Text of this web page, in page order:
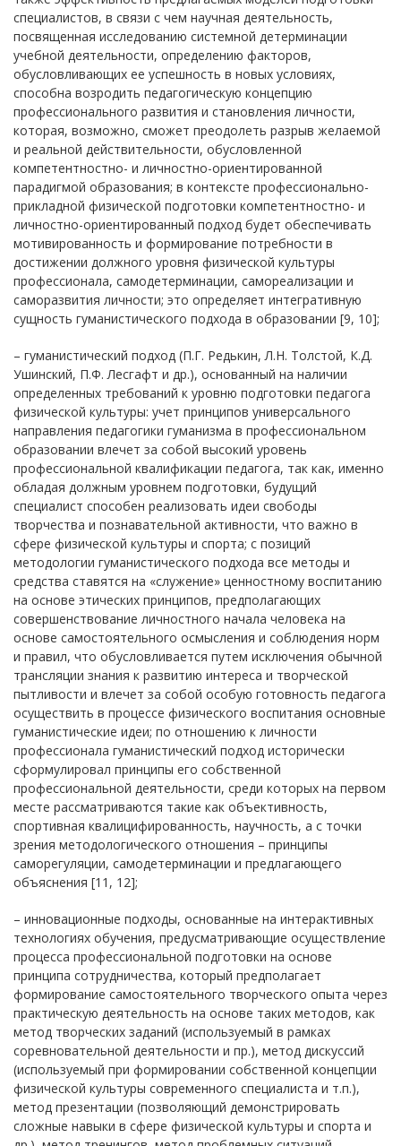
специалистов, в связи с чем научная деятельность,
посвященная исследованию системной детерминации
учебной деятельности, определению факторов,
обусловливающих ее успешность в новых условиях,
способна возродить педагогическую концепцию
профессионального развития и становления личности,
которая, возможно, сможет преодолеть разрыв желаемой
и реальной действительности, обусловленной
компетентностно- и личностно-ориентированной
парадигмой образования; в контексте профессионально-
прикладной физической подготовки компетентностно- и
личностно-ориентированный подход будет обеспечивать
мотивированность и формирование потребности в
достижении должного уровня физической культуры
профессионала, самодетерминации, самореализации и
саморазвития личности; это определяет интегративную
сущность гуманистического подхода в образовании [9, 10];
– гуманистический подход (П.Г. Редькин, Л.Н. Толстой, К.Д.
Ушинский, П.Ф. Лесгафт и др.), основанный на наличии
определенных требований к уровню подготовки педагога
физической культуры: учет принципов универсального
направления педагогики гуманизма в профессиональном
образовании влечет за собой высокий уровень
профессиональной квалификации педагога, так как, именно
обладая должным уровнем подготовки, будущий
специалист способен реализовать идеи свободы
творчества и познавательной активности, что важно в
сфере физической культуры и спорта; с позиций
методологии гуманистического подхода все методы и
средства ставятся на «служение» ценностному воспитанию
на основе этических принципов, предполагающих
совершенствование личностного начала человека на
основе самостоятельного осмысления и соблюдения норм
и правил, что обусловливается путем исключения обычной
трансляции знания к развитию интереса и творческой
пытливости и влечет за собой особую готовность педагога
осуществить в процессе физического воспитания основные
гуманистические идеи; по отношению к личности
профессионала гуманистический подход исторически
сформулировал принципы его собственной
профессиональной деятельности, среди которых на первом
месте рассматриваются такие как объективность,
спортивная квалицифированность, научность, а с точки
зрения методологического отношения – принципы
саморегуляции, самодетерминации и предлагающего
объяснения [11, 12];
– инновационные подходы, основанные на интерактивных
технологиях обучения, предусматривающие осуществление
процесса профессиональной подготовки на основе
принципа сотрудничества, который предполагает
формирование самостоятельного творческого опыта через
практическую деятельность на основе таких методов, как
метод творческих заданий (используемый в рамках
соревновательной деятельности и пр.), метод дискуссий
(используемый при формировании собственной концепции
физической культуры современного специалиста и т.п.),
метод презентации (позволяющий демонстрировать
сложные навыки в сфере физической культуры и спорта и